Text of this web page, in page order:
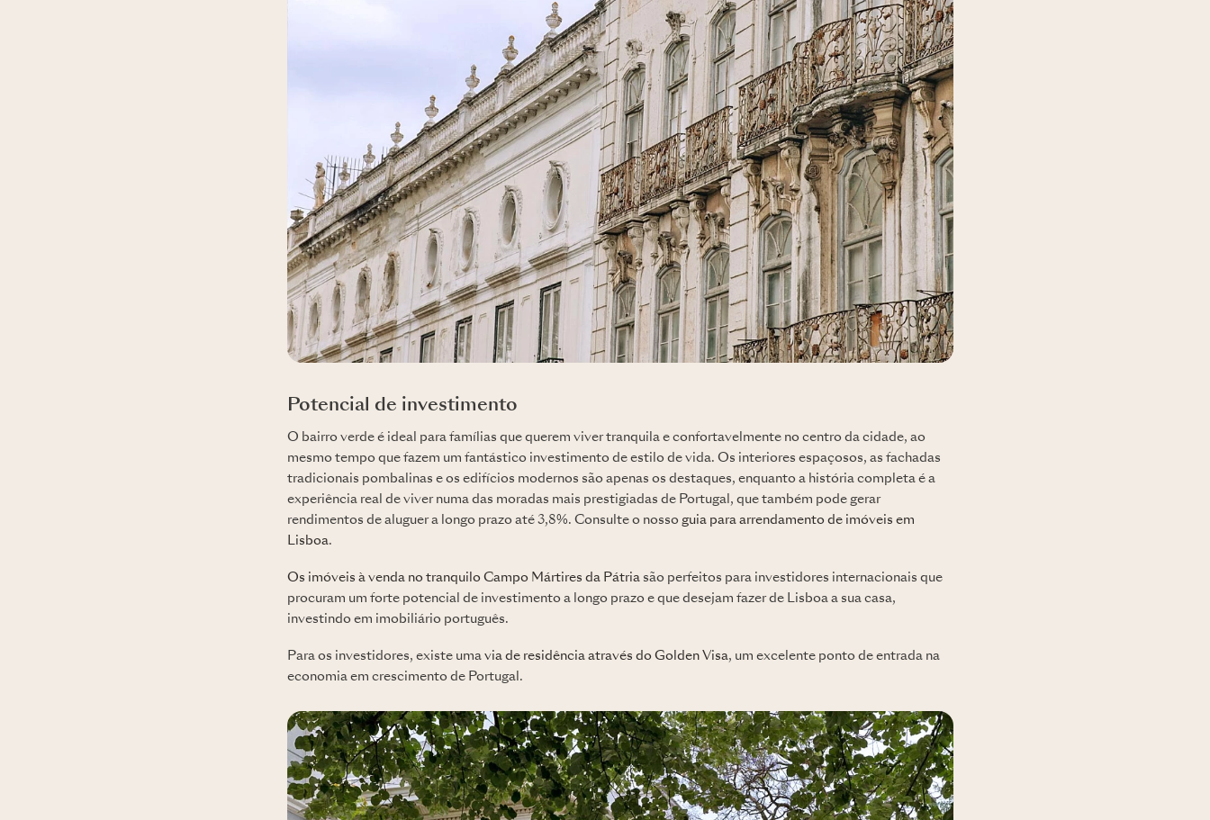
Potencial de investimento
O bairro verde é ideal para famílias que querem viver tranquila e confortavelmente no centro da cidade, ao
mesmo tempo que fazem um fantástico investimento de estilo de vida. Os interiores espaçosos, as fachadas
tradicionais pombalinas e os edifícios modernos são apenas os destaques, enquanto a história completa é a
experiência real de viver numa das moradas mais prestigiadas de Portugal, que também pode gerar
rendimentos de aluguer a longo prazo até 3,8%. Consulte o nosso guia para arrendamento de imóveis em
Lisboa.
Os imóveis à venda no tranquilo Campo Mártires da Pátria são perfeitos para investidores internacionais que
procuram um forte potencial de investimento a longo prazo e que desejam fazer de Lisboa a sua casa,
investindo em imobiliário português.
Para os investidores, existe uma via de residência através do Golden Visa, um excelente ponto de entrada na
economia em crescimento de Portugal.